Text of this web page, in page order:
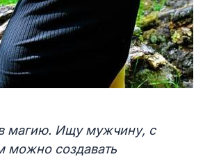
магию. Ищу мужчину, с
можно создавать